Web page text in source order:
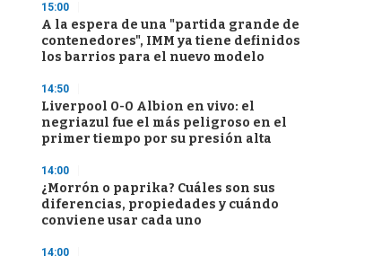
15:00
A la espera de una "partida grande de
contenedores", IMM ya tiene definidos
los barrios para el nuevo modelo
14:50
Liverpool 0-0 Albion en vivo: el
negriazul fue el más peligroso en el
primer tiempo por su presión alta
14:00
¿Morrón o paprika? Cuáles son sus
diferencias, propiedades y cuándo
conviene usar cada uno
14:00